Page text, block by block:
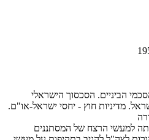
הביניים. הסכסוך הישראלי
מדיניות חוץ - יחסי ישראל-או"ם.
למעשי הרצח של המסתננים